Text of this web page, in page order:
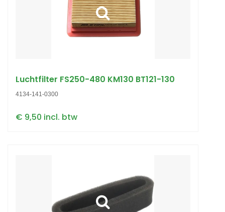
Luchtfilter FS250-480 KM130 BT121-130
4134-141-0300
€ 9,50 incl. btw